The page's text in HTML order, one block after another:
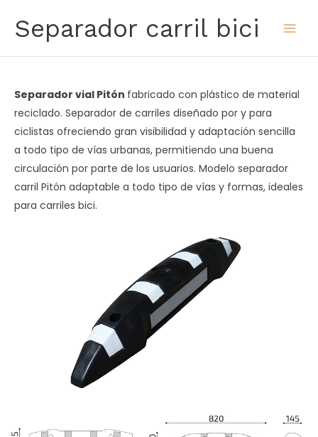
contenido
Separador carril bici
Separador vial Pitón fabricado con plástico de material
reciclado. Separador de carriles diseñado por y para
ciclistas ofreciendo gran visibilidad y adaptación sencilla
a todo tipo de vías urbanas, permitiendo una buena
circulación por parte de los usuarios. Modelo separador
carril Pitón adaptable a todo tipo de vías y formas, ideales
para carriles bici.